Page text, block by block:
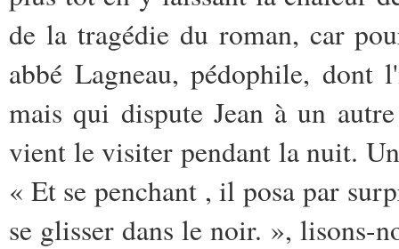
de la tragédie du roman, car
abbé Lagneau, pédophile,
mais qui dispute Jean à un
vient le visiter pendant la nuit.
« Et se penchant , il posa par
se glisser dans le noir. », lisons-